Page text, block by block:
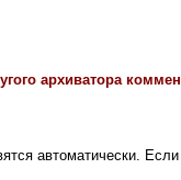
архиватора
автоматически.